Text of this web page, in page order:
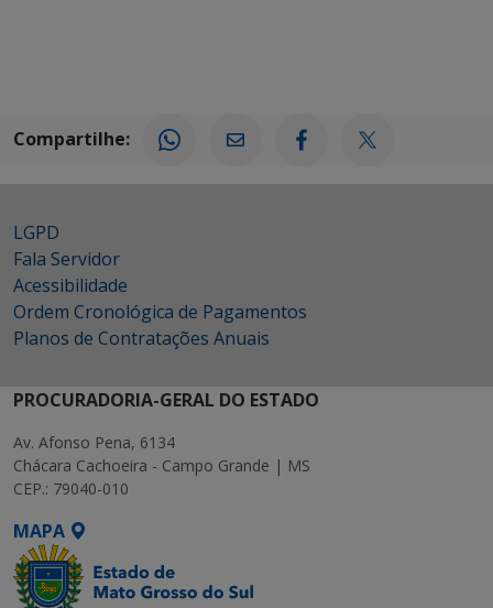
Compartilhe:
LGPD
Fala Servidor
Acessibilidade
Ordem Cronológica de Pagamentos
Planos de Contratações Anuais
PROCURADORIA-GERAL DO ESTADO
Av. Afonso Pena, 6134
Chácara Cachoeira - Campo Grande | MS
CEP.: 79040-010
MAPA